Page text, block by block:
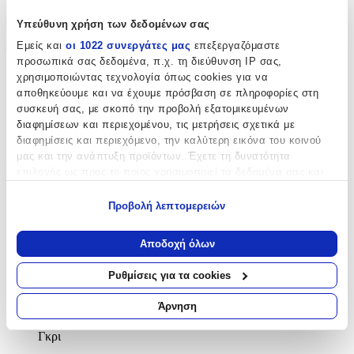
Υπεύθυνη χρήση των δεδομένων σας
Εμείς και οι 1022 συνεργάτες μας επεξεργαζόμαστε
προσωπικά σας δεδομένα, π.χ. τη διεύθυνση IP σας,
χρησιμοποιώντας τεχνολογία όπως cookies για να
αποθηκεύουμε και να έχουμε πρόσβαση σε πληροφορίες στη
συσκευή σας, με σκοπό την προβολή εξατομικευμένων
διαφημίσεων και περιεχομένου, τις μετρήσεις σχετικά με
διαφημίσεις και περιεχόμενο, την καλύτερη εικόνα του κοινού
μας και την ανάπτυξη προϊόντων. Έχετε τη δυνατότητα
Να συλλέξουμε πληροφορίες σχετικά με τη γεωγραφική
σας τοποθεσία, οι οποίες μπορεί να είναι ακριβείς σε
απόσταση μερικών μέτρων
Να αναγνωρίσουμε τη συσκευή σας σαρώνοντας ενεργά
για συγκεκριμένα χαρακτηριστικά (δακτυλικό αποτύπωμα)
Μάθετε περισσότερα σχετικά με τον τρόπο επεξεργασίας των
προσωπικών σας δεδομένων και καθορίστε τις προτιμήσεις σας
Προβολή λεπτομερειών
Αποδοχή όλων
Ρυθμίσεις για τα cookies
Άρνηση
Χαρακτηριστικά
+
Χαρακτηριστικά
Κατασκευαστής :
New Plan
Συνθετικό
Κατασκευή:
Γκρι